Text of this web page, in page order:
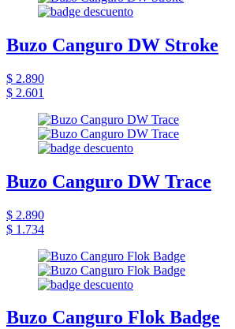
Buzo Canguro DW Stroke
$ 2.890
$ 2.601
Buzo Canguro DW Trace
$ 2.890
$ 1.734
Buzo Canguro Flok Badge